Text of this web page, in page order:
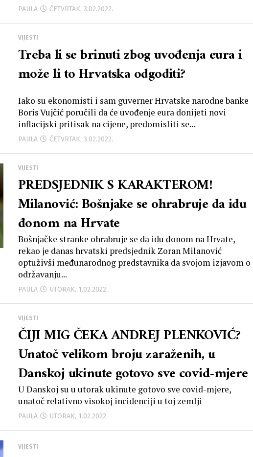
PAULA ČETVRTAK, 3.02.2022.
VIJESTI
Treba li se brinuti zbog uvođenja eura i
može li to Hrvatska odgoditi?
Iako su ekonomisti i sam guverner Hrvatske narodne banke
Boris Vujčić poručili da će uvođenje eura donijeti novi
inflacijski pritisak na cijene, predomisliti se...
PAULA ČETVRTAK, 3.02.2022.
VIJESTI
PREDSJEDNIK S KARAKTEROM!
Milanović: Bošnjake se ohrabruje da idu
đonom na Hrvate
Bošnjačke stranke ohrabruje se da idu đonom na Hrvate,
rekao je danas hrvatski predsjednik Zoran Milanović
optuživši međunarodnog predstavnika da svojom izjavom o
održavanju...
PAULA UTORAK, 1.02.2022.
VIJESTI
ČIJI MIG ČEKA ANDREJ PLENKOVIĆ?
Unatoč velikom broju zaraženih, u
Danskoj ukinute gotovo sve covid-mjere
U Danskoj su u utorak ukinute gotovo sve covid-mjere,
unatoč relativno visokoj incidenciji u toj zemlji
PAULA UTORAK, 1.02.2022.
VIJESTI